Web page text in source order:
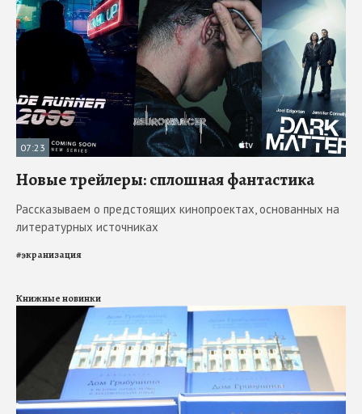
07:23
Новые трейлеры: сплошная фантастика
Рассказываем о предстоящих кинопроектах, основанных на
литературных источниках
#экранизация
Книжные новинки